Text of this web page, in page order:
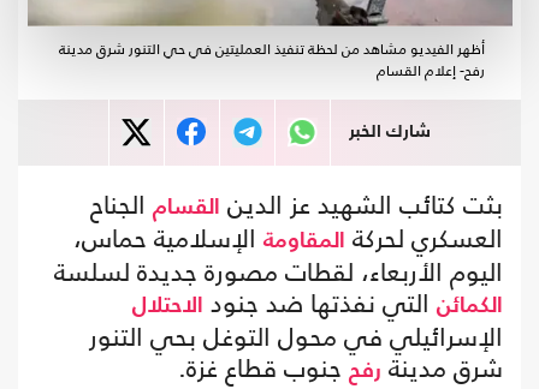
أظهر الفيديو مشاهد من لحظة تنفيذ العمليتين في حي التنور شرق مدينة
رفح- إعلام القسام
شارك الخبر
بثت كتائب الشهيد عز الدين القسام الجناح
العسكري لحركة
المقاومة الإسلامية حماس،
اليوم الأربعاء، لقطات مصورة جديدة لسلسة
الكمائن التي نفذتها ضد جنود الاحتلال
الإسرائيلي في محول التوغل بحي التنور
شرق مدينة رفح جنوب قطاع غزة.